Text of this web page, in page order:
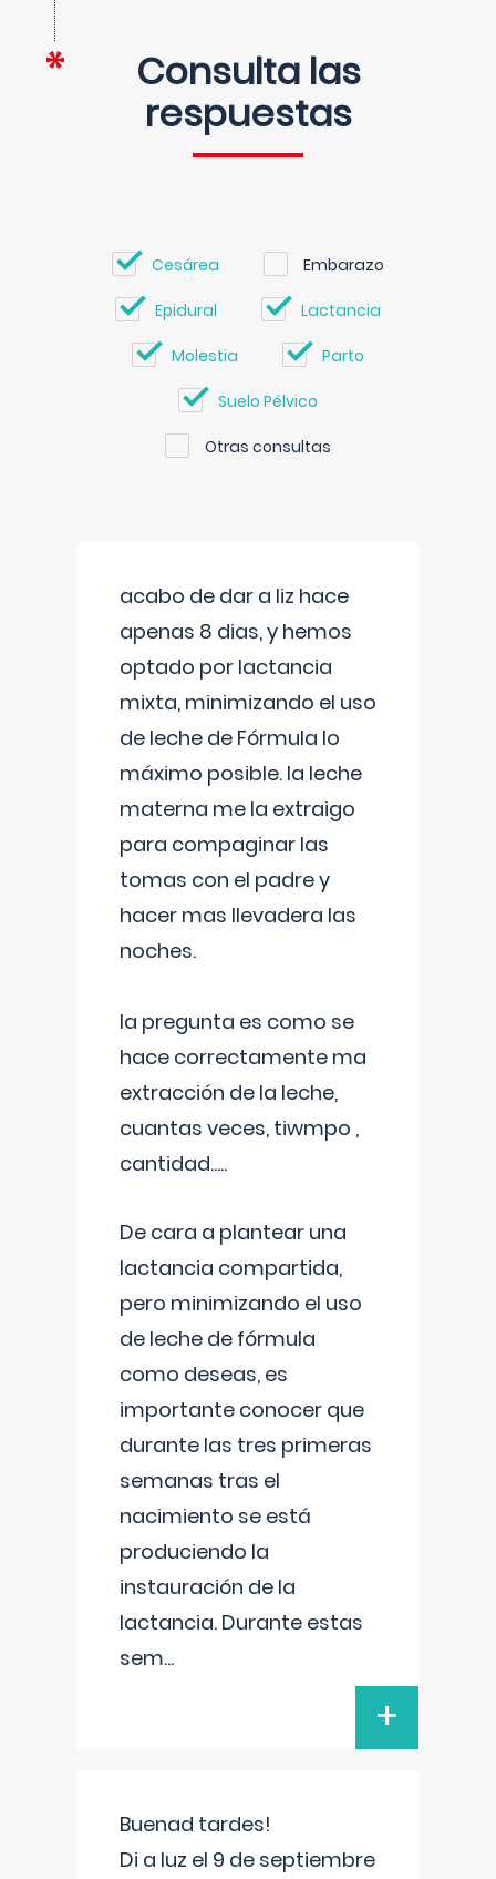
Consulta las
respuestas
Cesárea Embarazo
Epidural Lactancia
Molestia Parto
Suelo Pélvico
Otras consultas
acabo de dar a liz hace
apenas 8 dias, y hemos
optado por lactancia
mixta, minimizando el uso
de leche de Fórmula lo
máximo posible. la leche
materna me la extraigo
para compaginar las
tomas con el padre y
hacer mas llevadera las
noches.
la pregunta es como se
hace correctamente ma
extracción de la leche,
cuantas veces, tiwmpo ,
cantidad.....
De cara a plantear una
lactancia compartida,
pero minimizando el uso
de leche de fórmula
como deseas, es
importante conocer que
durante las tres primeras
semanas tras el
nacimiento se está
produciendo la
instauración de la
lactancia. Durante estas
sem...
+
Buenad tardes!
Di a luz el 9 de septiembre